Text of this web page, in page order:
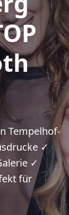
Tempelhof-
✓
✓
für